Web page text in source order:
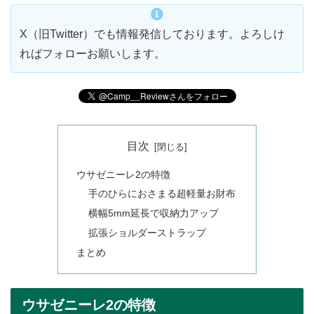
X（旧Twitter）でも情報発信しております。よろしけ
ればフォローお願いします。
目次
ウサゼニーレ2の特徴
手のひらにおさまる超軽量お財布
横幅5mm延長で収納力アップ
拡張ショルダーストラップ
まとめ
ウサゼニーレ2の特徴